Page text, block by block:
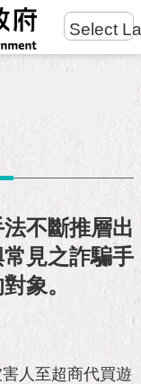
Select
不斷推層出
見之詐騙手
象。
人至超商代買遊